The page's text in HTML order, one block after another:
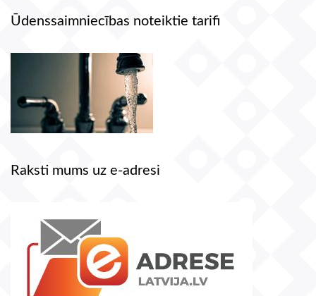
Ūdenssaimniecības noteiktie tarifi
Raksti mums uz e-adresi